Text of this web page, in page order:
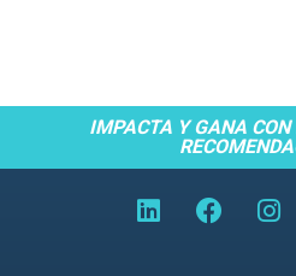
IMPACTA Y GANA CON